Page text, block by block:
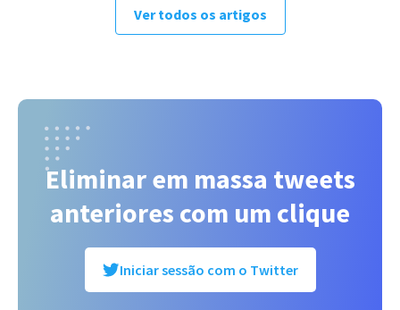
Ver todos os artigos
Eliminar em massa tweets
anteriores com um clique
Iniciar sessão com o Twitter